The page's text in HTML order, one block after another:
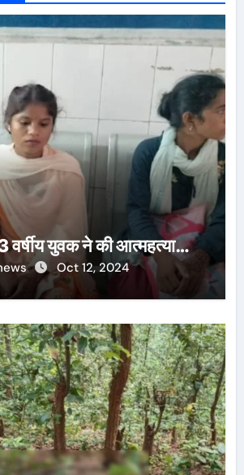
युवक ने की आत्महत्या…
Oct 12, 2024